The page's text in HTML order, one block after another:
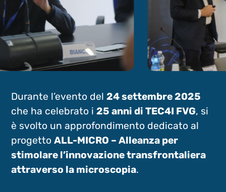
Durante l’evento del 24 settembre 2025
che ha celebrato i 25 anni di TEC4I FVG, si
è svolto un approfondimento dedicato al
progetto ALL-MICRO – Alleanza per
stimolare l’innovazione transfrontaliera
attraverso la microscopia.